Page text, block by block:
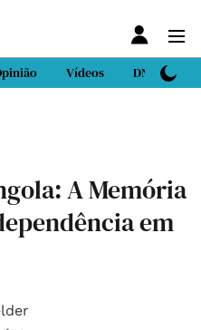
Vídeos DN Sport
A Memória
em